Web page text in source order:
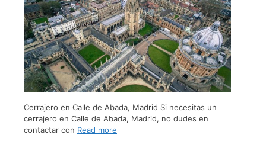
Cerrajero en Calle de Abada, Madrid Si necesitas un
cerrajero en Calle de Abada, Madrid, no dudes en
contactar con Read more